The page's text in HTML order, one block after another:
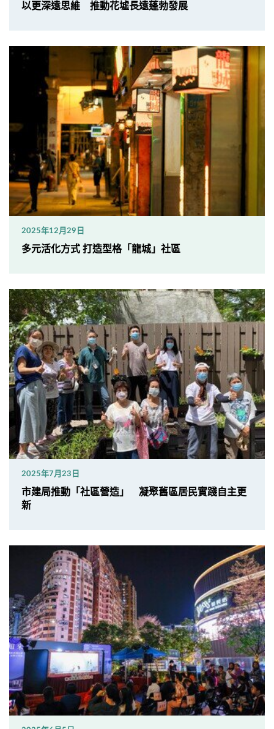
以更深遠思維 推動花墟長遠蓬勃發展
2025年12月29日
多元活化方式 打造型格「龍城」社區
2025年7月23日
市建局推動「社區營造」 凝聚舊區居民實踐自主更
新